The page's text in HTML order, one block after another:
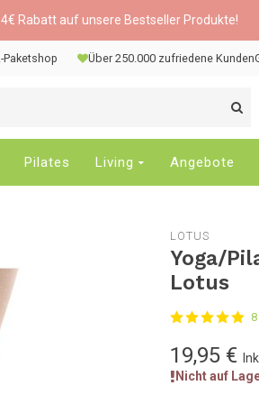
Rabatt auf unsere Bestseller Produkte!
Paketshop Über 250.000 zufriedene Kunden
Pilates Living Angebote
LOTUS
Yoga/
Lotus
19,95 €
Nicht auf